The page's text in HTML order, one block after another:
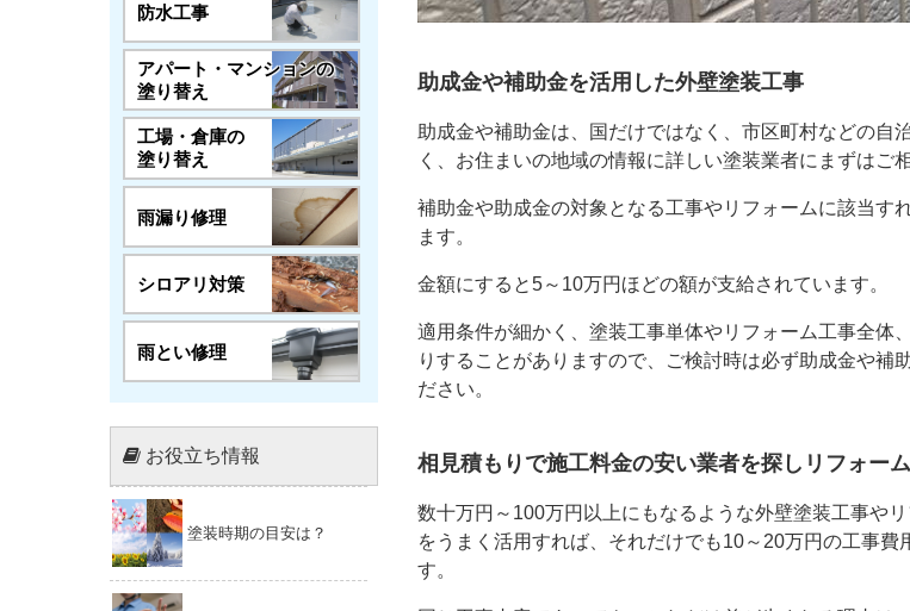
防水工事
アパート・マンションの
塗り替え
工場・倉庫の
塗り替え
雨漏り修理
シロアリ対策
雨とい修理
お役立ち情報
塗装時期の目安は？
助成金や補助金を活用した外壁塗装工事
助成金や補助金は、国だけではなく、市区町村などの自
く、お住まいの地域の情報に詳しい塗装業者にまずはご
補助金や助成金の対象となる工事やリフォームに該当す
ます。
金額にすると5～10万円ほどの額が支給されています。
適用条件が細かく、塗装工事単体やリフォーム工事全体
りすることがありますので、ご検討時は必ず助成金や補
ださい。
相見積もりで施工料金の安い業者を探しリフォー
数十万円～100万円以上にもなるような外壁塗装工事や
をうまく活用すれば、それだけでも10～20万円の工事費
す。